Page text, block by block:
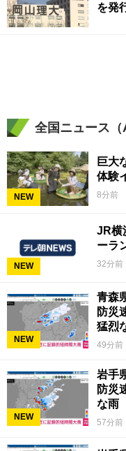
を発
全国ニュース（
NEW
巨大
体験
8分前
NEW
JR横
ーラ
32分前
NEW
青森
防災
猛烈
49分前
NEW
岩手
防災
な雨
57分前